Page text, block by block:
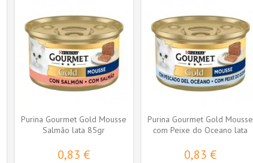
Purina Gourmet Gold Mousse
Salmão lata 85gr
0,83 €
Purina Gourmet Gold Mousse
com Peixe do Oceano lata
0,83 €